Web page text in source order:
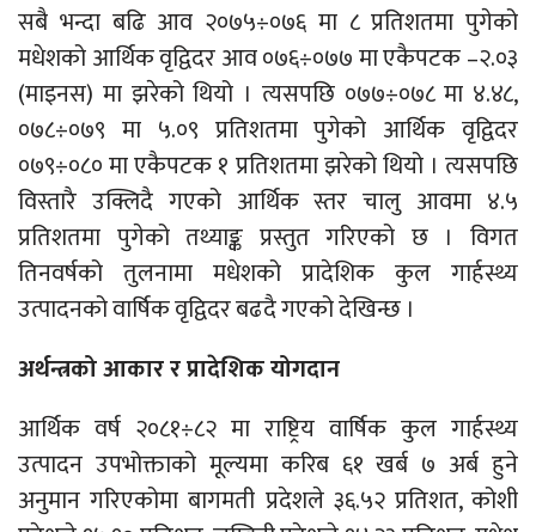
सबै भन्दा बढि आव २०७५÷०७६ मा ८ प्रतिशतमा पुगेको
मधेशको आर्थिक वृद्विदर आव ०७६÷०७७ मा एकैपटक –२.०३
(माइनस) मा झरेको थियो । त्यसपछि ०७७÷०७८ मा ४.४८,
०७८÷०७९ मा ५.०९ प्रतिशतमा पुगेको आर्थिक वृद्विदर
०७९÷०८० मा एकैपटक १ प्रतिशतमा झरेको थियो । त्यसपछि
विस्तारै उक्लिदै गएको आर्थिक स्तर चालु आवमा ४.५
प्रतिशतमा पुगेको तथ्याङ्क प्रस्तुत गरिएको छ । विगत
तिनवर्षको तुलनामा मधेशको प्रादेशिक कुल गार्हस्थ्य
उत्पादनको वार्षिक वृद्विदर बढदै गएको देखिन्छ ।
अर्थन्त्रको आकार र प्रादेशिक योगदान
आर्थिक वर्ष २०८१÷८२ मा राष्ट्रिय वार्षिक कुल गार्हस्थ्य
उत्पादन उपभोक्ताको मूल्यमा करिब ६१ खर्ब ७ अर्ब हुने
अनुमान गरिएकोमा बागमती प्रदेशले ३६.५२ प्रतिशत, कोशी